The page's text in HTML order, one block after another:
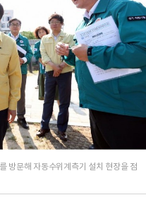
방문해 자동수위계측기 설치 현장을 점